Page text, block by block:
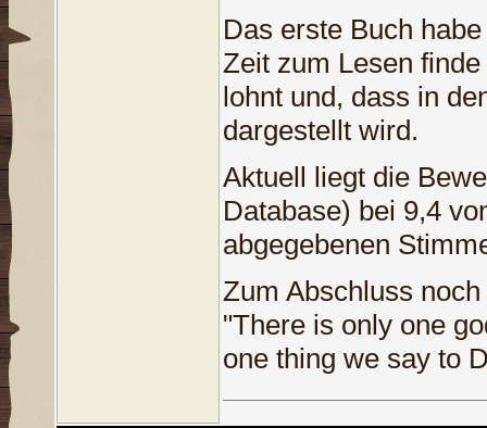
Das erste Buch
Zeit zum Lesen
lohnt und, dass in
dargestellt wird.
Aktuell liegt die
Database) bei 9,4
abgegebenen
Zum Abschluss
"There is only one
one thing we say to